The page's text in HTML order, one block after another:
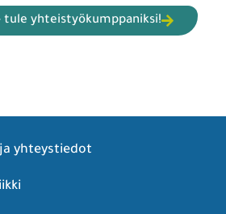
tule yhteistyökumppaniksi!
yhteystiedot